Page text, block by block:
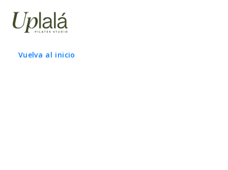
Pagina no encontrada
Vuelva al inicio